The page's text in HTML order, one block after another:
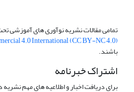
تمامی مقالات نشریه نوآوری های آموزشی
4.0 International (CC BY-NC 4.0)
باشند.
اشتراک خبرنامه
برای دریافت اخبار و اطلاعیه های مهم